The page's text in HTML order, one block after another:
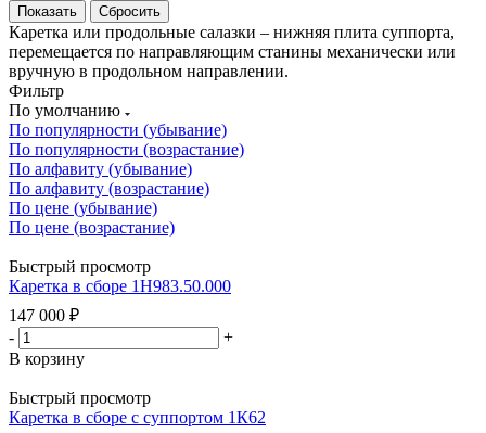
Сбросить
Каретка или продольные салазки – нижняя плита суппорта,
перемещается по направляющим станины механически или
вручную в продольном направлении.
Фильтр
По умолчанию
По популярности (убывание)
По популярности (возрастание)
По алфавиту (убывание)
По алфавиту (возрастание)
По цене (убывание)
По цене (возрастание)
Быстрый просмотр
Каретка в сборе 1Н983.50.000
147 000 ₽
-
+
В корзину
Быстрый просмотр
Каретка в сборе с суппортом 1К62